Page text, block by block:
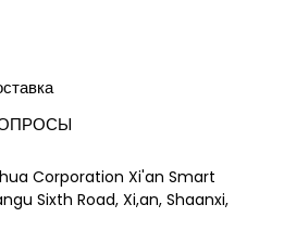
Corporation Xi'an Smart
Sixth Road, Xi,an, Shaanxi,